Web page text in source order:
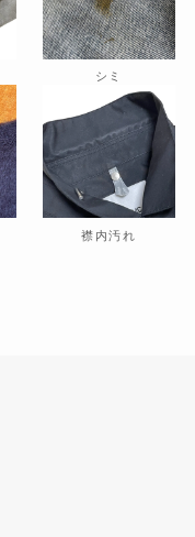
シミ
襟内汚れ